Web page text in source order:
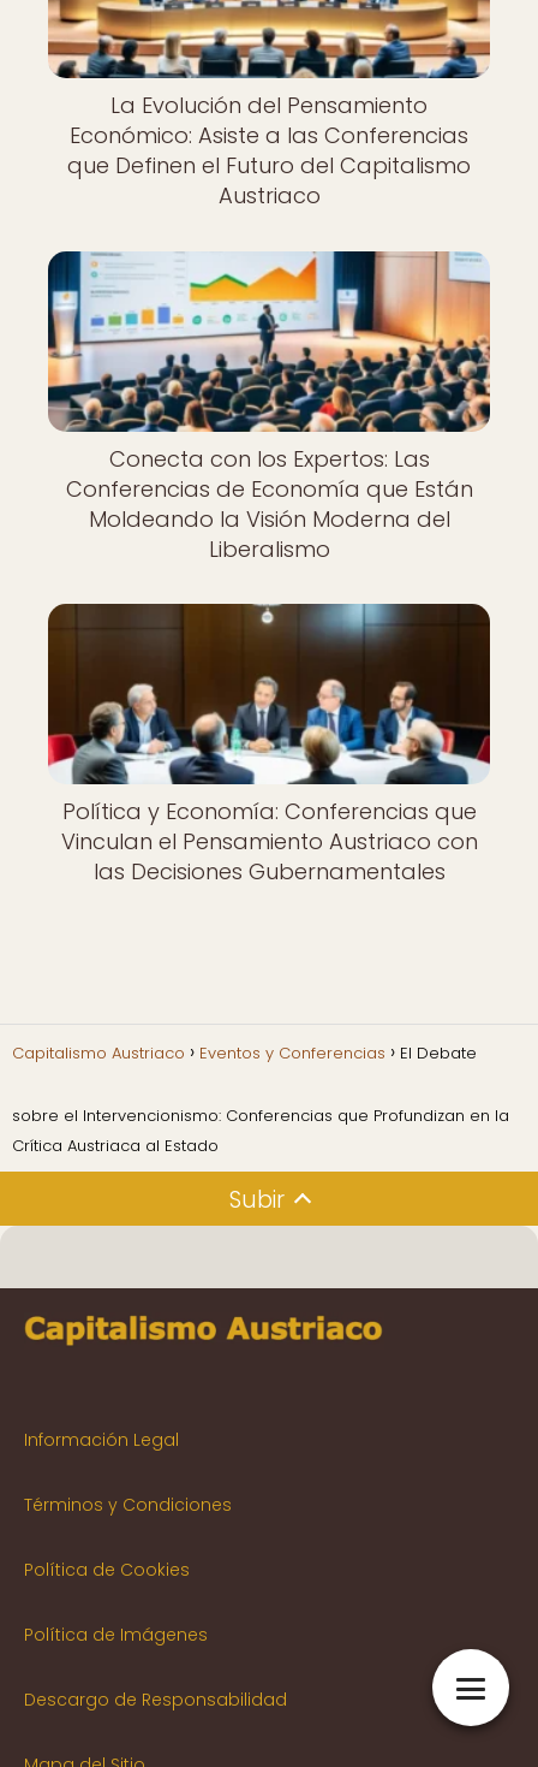
La Evolución del Pensamiento
Económico: Asiste a las Conferencias
que Definen el Futuro del Capitalismo
Austriaco
Conecta con los Expertos: Las
Conferencias de Economía que Están
Moldeando la Visión Moderna del
Liberalismo
Política y Economía: Conferencias que
Vinculan el Pensamiento Austriaco con
las Decisiones Gubernamentales
Capitalismo Austriaco Eventos y Conferencias El Debate
sobre el Intervencionismo: Conferencias que Profundizan en la
Crítica Austriaca al Estado
Subir
Información Legal
Términos y Condiciones
Política de Cookies
Política de Imágenes
Descargo de Responsabilidad